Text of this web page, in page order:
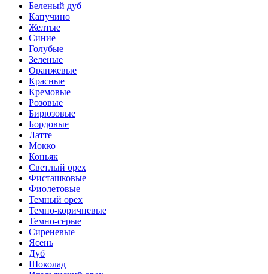
Беленый дуб
Капучино
Желтые
Синие
Голубые
Зеленые
Оранжевые
Красные
Кремовые
Розовые
Бирюзовые
Бордовые
Латте
Мокко
Коньяк
Светлый орех
Фисташковые
Фиолетовые
Темный орех
Темно-коричневые
Темно-серые
Сиреневые
Ясень
Дуб
Шоколад